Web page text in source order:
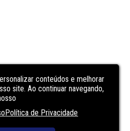
conteúdos e melhorar
site. Ao continuar navegando,
Política de Privacidade